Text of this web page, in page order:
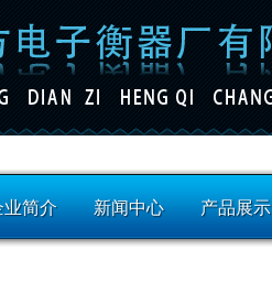
业简介 新闻中心 产品展示